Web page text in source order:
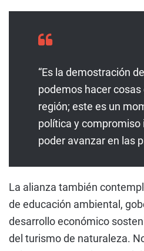
“Es la demostración
podemos hacer cosas
región; este es un
política y
poder avanzar en las
La alianza también
de educación ambiental,
desarrollo económico
del turismo de naturaleza.